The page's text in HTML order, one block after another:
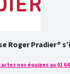
Roger
nos équipes au 01